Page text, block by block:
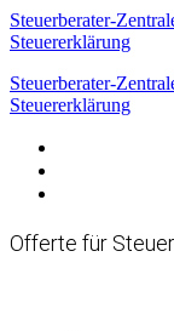
Steuerberater-
Steuererklärung
Steuerberater-
Steuererklärung
Offerte für